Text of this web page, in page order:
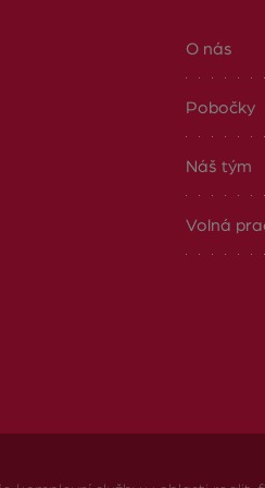
O nás
Pobočky
Náš tým
Volná